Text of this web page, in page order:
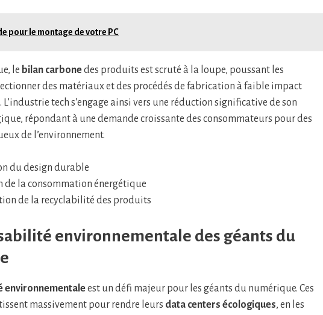
pour le montage de votre PC
le bilan carbonedes produits est scruté à la loupe, poussant les
des matériaux et des procédés de fabrication à faible impact
tech s’engage ainsi vers une réduction significative de son
répondant à une demande croissante des consommateurs pour des
de l’environnement.
du design durable
de la consommation énergétique
de la recyclabilité des produits
environnementale des géants du
environnementaleest un défi majeur pour les géants du numérique. Ces
massivement pour rendre leurs data centers écologiques, en les